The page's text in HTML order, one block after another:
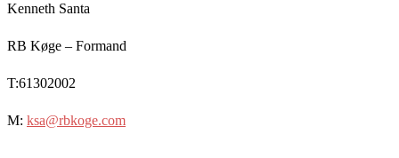
Kenneth Santa
RB Køge – Formand
T:61302002
M: ksa@rbkoge.com